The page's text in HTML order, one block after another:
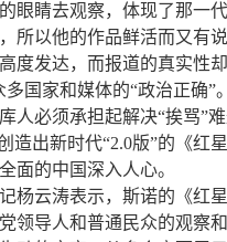
眼睛去观察，体现了那一
所以他的作品鲜活而又有
度发达，而报道的真实性
多国家和媒体的“政治正确”
人必须承担起解决“挨骂”
造出新时代“2.0版”的《红
面的中国深入人心。
杨云涛表示，斯诺的《红
领导人和普通民众的观察